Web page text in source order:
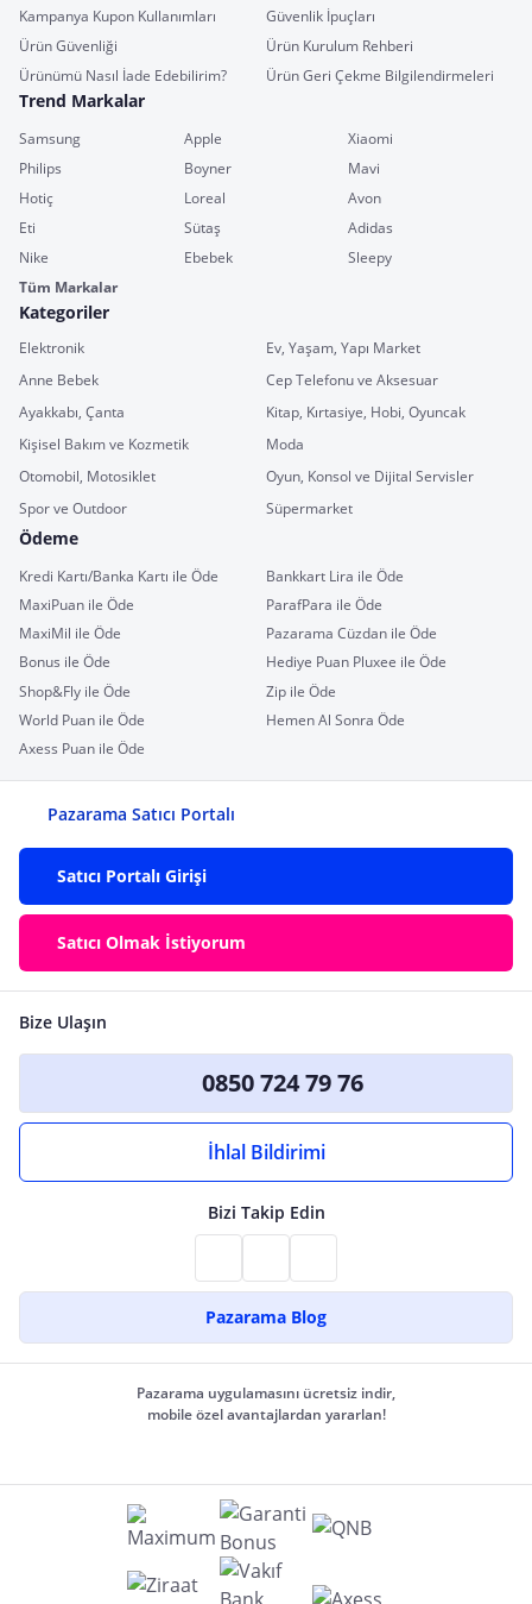
Kampanya Kupon Kullanımları
Güvenlik İpuçları
Ürün Güvenliği
Ürün Kurulum Rehberi
Ürünümü Nasıl İade Edebilirim?
Ürün Geri Çekme Bilgilendirmeleri
Trend Markalar
Samsung Apple
Xiaomi
Philips
Boyner
Mavi
Hotiç
Loreal
Avon
Eti
Sütaş
Adidas
Nike
Ebebek
Sleepy
Tüm Markalar
Kategoriler
Elektronik
Ev, Yaşam, Yapı Market
Anne Bebek
Cep Telefonu ve Aksesuar
Ayakkabı, Çanta
Kitap, Kırtasiye, Hobi, Oyuncak
Kişisel Bakım ve Kozmetik
Moda
Otomobil, Motosiklet
Oyun, Konsol ve Dijital Servisler
Spor ve Outdoor
Süpermarket
Ödeme
Kredi Kartı/Banka Kartı ile Öde
Bankkart Lira ile Öde
MaxiPuan ile Öde
ParafPara ile Öde
MaxiMil ile Öde
Pazarama Cüzdan ile Öde
Bonus ile Öde
Hediye Puan Pluxee ile Öde
Shop&Fly ile Öde
Zip ile Öde
World Puan ile Öde
Hemen Al Sonra Öde
Axess Puan ile Öde
Pazarama Satıcı Portalı
Satıcı Portalı Girişi
Satıcı Olmak İstiyorum
Bize Ulaşın
0850 724 79 76
İhlal Bildirimi
Bizi Takip Edin
Pazarama Blog
Pazarama uygulamasını ücretsiz indir,
mobile özel avantajlardan yararlan!